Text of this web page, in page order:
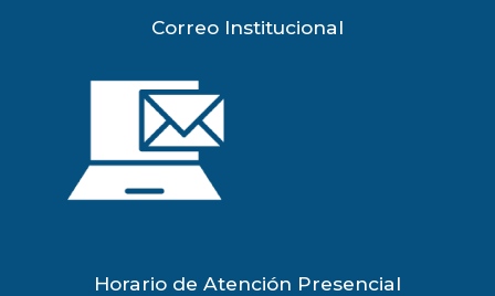
Correo Institucional
Horario de Atención Presencial